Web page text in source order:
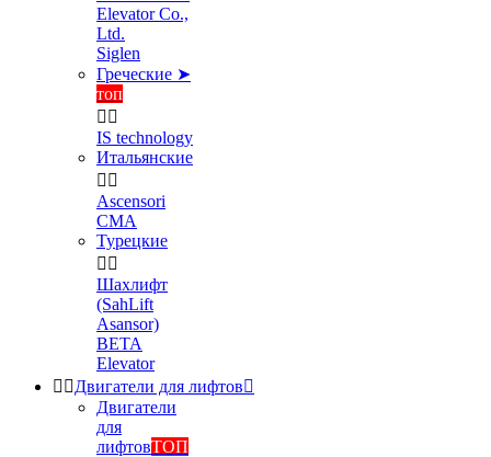
Elevator Co.,
Ltd.
Siglen
Греческие ➤
топ
 
IS technology
Итальянские
 
Ascensori
CMA
Турецкие
 
Шахлифт
(SahLift
Asansor)
BETA
Elevator
 Двигатели для лифтов
Двигатели
для
лифтовТОП